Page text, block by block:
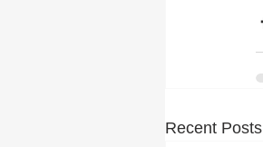
Recent Posts